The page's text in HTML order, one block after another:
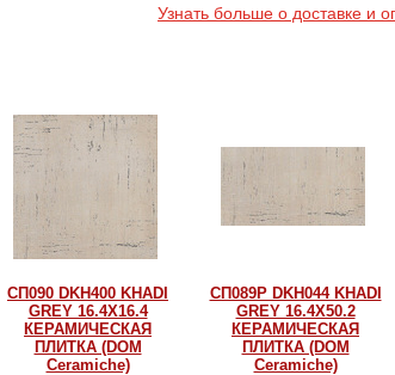
Узнать больше о доставке и
СП090 DKH400 KHADI
GREY 16.4X16.4
КЕРАМИЧЕСКАЯ
ПЛИТКА (DOM
Ceramiche)
СП089Р DKH044 KHADI
GREY 16.4X50.2
КЕРАМИЧЕСКАЯ
ПЛИТКА (DOM
Ceramiche)